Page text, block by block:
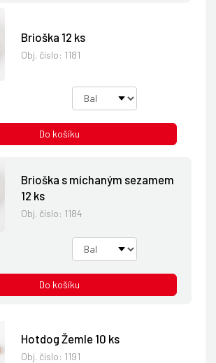
Brioška 12 ks
Obj. číslo: 1181
Do košíku
Brioška s míchaným sezamem
12 ks
Obj. číslo: 1184
Do košíku
Hotdog Žemle 10 ks
Obj. číslo: 1191